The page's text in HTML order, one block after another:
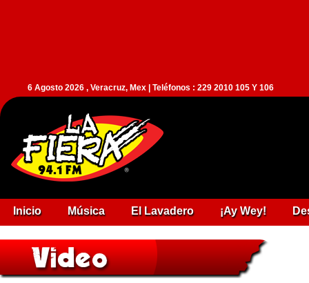
6 Agosto 2026 , Veracruz, Mex | Teléfonos : 229 2010 105 Y 106
Inicio Música El Lavadero ¡Ay Wey!